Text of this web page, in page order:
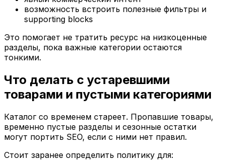
возможность встроить полезные фильтры и
supporting blocks
Это помогает не тратить ресурс на низкоценные
разделы, пока важные категории остаются
тонкими.
Что делать с устаревшими
товарами и пустыми категориями
Каталог со временем стареет. Пропавшие товары,
временно пустые разделы и сезонные остатки
могут портить SEO, если с ними нет правил.
Стоит заранее определить политику для: